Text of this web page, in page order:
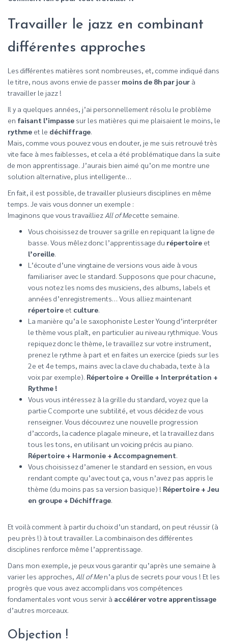
Travailler le jazz en combinant
différentes approches
Les différentes matières sont nombreuses, et, comme indiqué dans
le titre, nous avons envie de passer moins de 8h par jour à
travailler le jazz !
Il y a quelques années, j’ai personnellement résolu le problème
en faisant l’impasse sur les matières qui me plaisaient le moins, le
rythme et le déchiffrage.
Mais, comme vous pouvez vous en douter, je me suis retrouvé très
vite face à mes faiblesses, et cela a été problématique dans la suite
de mon apprentissage. J’aurais bien aimé qu’on me montre une
solution alternative, plus intelligente…
En fait, il est possible, de travailler plusieurs disciplines en même
temps. Je vais vous donner un exemple :
Imaginons que vous travailliez All of Mecette semaine.
Vous choisissez de trouver sa grille en repiquant la ligne de
basse. Vous mêlez donc l’apprentissage du répertoire et
l’oreille.
L’écoute d’une vingtaine de versions vous aide à vous
familiariser avec le standard. Supposons que pour chacune,
vous notez les noms des musiciens, des albums, labels et
années d’enregistrements… Vous alliez maintenant
répertoire et culture.
La manière qu’a le saxophoniste Lester Young d’interpréter
le thème vous plaît, en particulier au niveau rythmique. Vous
repiquez donc le thème, le travaillez sur votre instrument,
prenez le rythme à part et en faites un exercice (pieds sur les
2e et 4e temps, mains avec la clave du chabada, texte à la
voix par exemple). Répertoire + Oreille + Interprétation +
Rythme !
Vous vous intéressez à la grille du standard, voyez que la
partie C comporte une subtilité, et vous décidez de vous
renseigner. Vous découvrez une nouvelle progression
d’accords, la cadence plagale mineure, et la travaillez dans
tous les tons, en utilisant un voicing précis au piano.
Répertoire + Harmonie + Accompagnement.
Vous choisissez d’amener le standard en session, en vous
rendant compte qu’avec tout ça, vous n’avez pas appris le
thème (du moins pas sa version basique) ! Répertoire + Jeu
en groupe + Déchiffrage.
Et voilà comment à partir du choix d’un standard, on peut réussir (à
peu près !) à tout travailler. La combinaison des différentes
disciplines renforce même l’apprentissage.
Dans mon exemple, je peux vous garantir qu’après une semaine à
varier les approches, All of Men’a plus de secrets pour vous ! Et les
progrès que vous avez accompli dans vos compétences
fondamentales vont vous servir à accélérer votre apprentissage
d’autres morceaux.
Objection !